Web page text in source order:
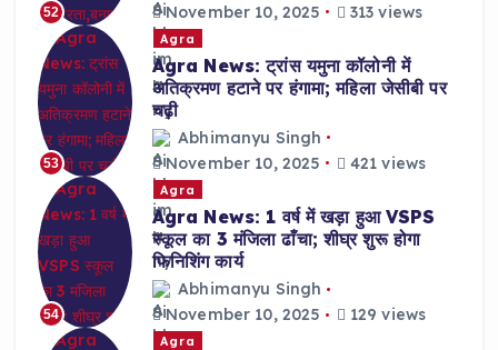
52
November 10, 2025
313 views
53
Agra
Agra News: ट्रांस यमुना कॉलोनी में
अतिक्रमण हटाने पर हंगामा; महिला जेसीबी पर
चढ़ी
Abhimanyu Singh
November 10, 2025
421 views
54
Agra
Agra News: 1 वर्ष में खड़ा हुआ VSPS
स्कूल का 3 मंजिला ढाँचा; शीघ्र शुरू होगा
फिनिशिंग कार्य
Abhimanyu Singh
November 10, 2025
129 views
Agra